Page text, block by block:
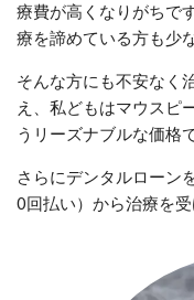
療費が高くなりがちで
療を諦めている方も少
そんな方にも不安なく
え、私どもはマウスピ
うリーズナブルな価格
さらにデンタルローン
0回払い）から治療を受